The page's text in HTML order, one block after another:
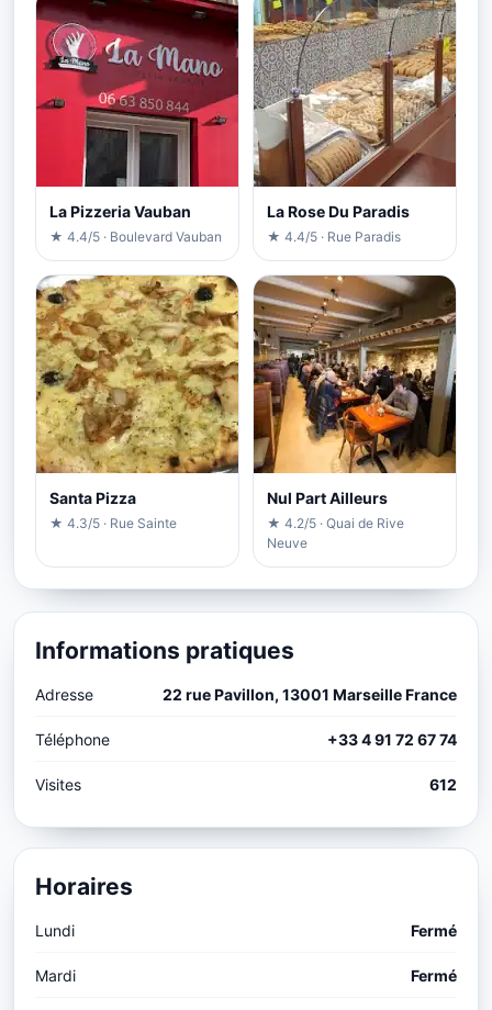
La Pizzeria Vauban
★ 4.4/5 · Boulevard Vauban
La Rose Du Paradis
★ 4.4/5 · Rue Paradis
Santa Pizza
★ 4.3/5 · Rue Sainte
Nul Part Ailleurs
★ 4.2/5 · Quai de Rive
Neuve
Informations pratiques
Adresse 22 rue Pavillon, 13001 Marseille France
Téléphone +33 4 91 72 67 74
Visites 612
Horaires
Lundi Fermé
Mardi Fermé